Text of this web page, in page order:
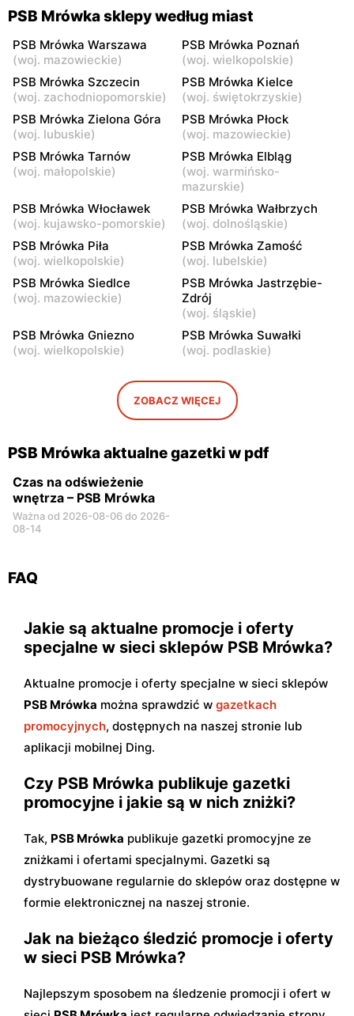
PSB Mrówka
Strachówko, ul. Pułtuska 58
PSB Mrówka
Białobrzegi, ul. Kościelna 91
D
PSB Mrówka
Sadowne, ul. Łochowska 1
PSB Mrówka
Maków Mazowiecki, ul.
Duńskiego Czerwonego
Krzyża 34/
PSB Mrówka
Węgrów, ul.
Jerzego Popiełuszki 1
PSB Mrówka
Długosiodło, ul. Ostrołęcka
10
PSB Mrówka
Rawa Mazowiecka, ul.
Katowicka 22
PSB Mrówka
Ciechanów, ul. Niechodzka
5
PSB Mrówka PSB Mrówka
Różan, ul. Warszawska 66
PSB Mrówka PSB Mrówka
68
PSB Mrówka
133
PSB Mrówka sklepy według miast
PSB Mrówka Warszawa
(woj. mazowieckie)
PSB Mrówka Poznań
(woj. wielkopolskie)
PSB Mrówka Szczecin
(woj. zachodniopomorskie)
PSB Mrówka Kielce
(woj. świętokrzyskie)
PSB Mrówka Zielona Góra
(woj. lubuskie)
PSB Mrówka Płock
(woj. mazowieckie)
PSB Mrówka Tarnów
(woj. małopolskie)
PSB Mrówka Elbląg
(woj. warmińsko-
mazurskie)
PSB Mrówka Włocławek
(woj. kujawsko-pomorskie)
PSB Mrówka Wałbrzych
(woj. dolnośląskie)
PSB Mrówka Piła
(woj. wielkopolskie)
PSB Mrówka Zamość
(woj. lubelskie)
PSB Mrówka Siedlce
(woj. mazowieckie)
PSB Mrówka Jastrzębie-
Zdrój
(woj. śląskie)
PSB Mrówka Gniezno
(woj. wielkopolskie)
PSB Mrówka Suwałki
(woj. podlaskie)
ZOBACZ WIĘCEJ
PSB Mrówka aktualne gazetki w pdf
Czas na odświeżenie
wnętrza – PSB Mrówka
Ważna od 2026-08-06 do 2026-
08-14
FAQ
Jakie są aktualne promocje i oferty
specjalne w sieci sklepów PSB Mrówka?
Aktualne promocje i oferty specjalne w sieci sklepów
PSB Mrówka można sprawdzić w gazetkach
promocyjnych, dostępnych na naszej stronie lub
aplikacji mobilnej Ding.
Czy PSB Mrówka publikuje gazetki
promocyjne i jakie są w nich zniżki?
Tak, PSB Mrówka publikuje gazetki promocyjne ze
zniżkami i ofertami specjalnymi. Gazetki są
dystrybuowane regularnie do sklepów oraz dostępne w
formie elektronicznej na naszej stronie.
Jak na bieżąco śledzić promocje i oferty
w sieci PSB Mrówka?
Najlepszym sposobem na śledzenie promocji i ofert w